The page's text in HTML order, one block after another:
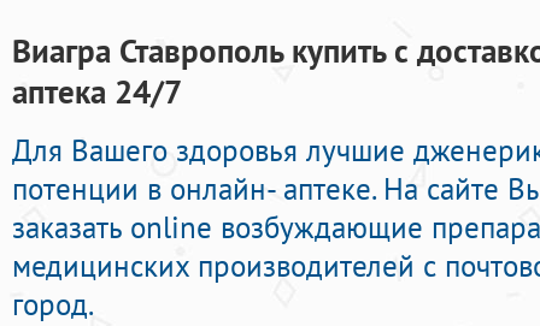
Виагра Ставрополь купить с
аптека 24/7
Для Вашего здоровья лучшие
потенции в онлайн- аптеке. На сайте
заказать online возбуждающие
медицинских производителей с
город.